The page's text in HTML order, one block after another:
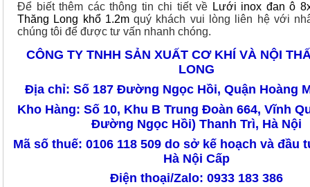
Để biết thêm các thông tin chi tiết về Lưới inox đan ô
Thăng Long khổ 1.2mquý khách vui lòng liên hệ với
chúng tôi để được tư vấn nhanh chóng.
CÔNG TY TNHH SẢN XUẤT CƠ KHÍ VÀ NỘI
LONG
Địa chỉ: Số 187 Đường Ngọc Hồi, Quận Hoàng
Kho Hàng: Số 10, Khu B Trung Đoàn 664, Vĩnh
Đường Ngọc Hồi) Thanh Trì, Hà Nội
Mã số thuế: 0106 118 509 do sở kế hoạch và đầu
Hà Nội Cấp
Điện thoại/Zalo: 0933 183 386